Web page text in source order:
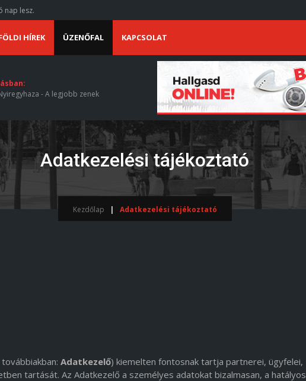
nap lesz.
HÍREK ÜZENŐFAL KAPCSOLAT
- A legjobb zenek
Adatkezelési tájékoztató
Kezdőlap Adatkezelési tájékoztató
továbbiakban: Adatkezelő) kiemelten fontosnak tartja partnerei, ügyfelei,
tartását. Az Adatkezelő a személyes adatokat bizalmasan, a hatályos